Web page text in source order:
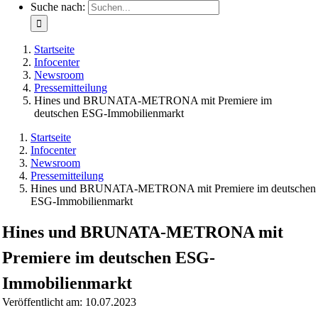
Suche nach:
Startseite
Infocenter
Newsroom
Pressemitteilung
Hines und BRUNATA-METRONA mit Premiere im
deutschen ESG-Immobilienmarkt
Startseite
Infocenter
Newsroom
Pressemitteilung
Hines und BRUNATA-METRONA mit Premiere im deutschen
ESG-Immobilienmarkt
Hines und BRUNATA-METRONA mit
Premiere im deutschen ESG-
Immobilienmarkt
Veröffentlicht am: 10.07.2023